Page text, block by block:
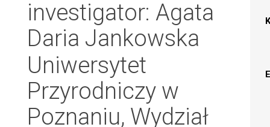
investigator: Agata
Daria Jankowska
Uniwersytet
Przyrodniczy w
Poznaniu, Wydział